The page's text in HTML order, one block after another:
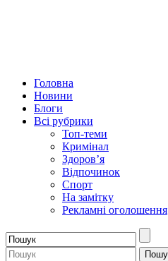
Головна
Новини
Блоги
Всі рубрики
Топ-теми
Кримінал
Здоров’я
Відпочинок
Спорт
На замітку
Рекламні оголошення